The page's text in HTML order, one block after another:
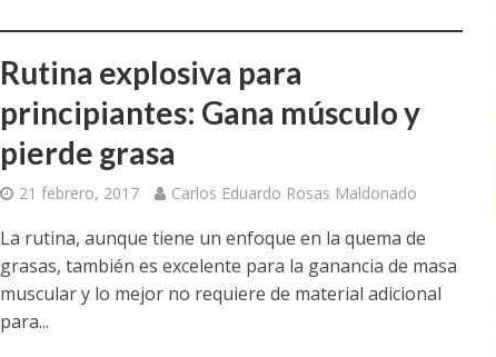
Rutina explosiva para
principiantes: Gana músculo y
pierde grasa
21 febrero, 2017 Carlos Eduardo Rosas Maldonado
La rutina, aunque tiene un enfoque en la quema de
grasas, también es excelente para la ganancia de masa
muscular y lo mejor no requiere de material adicional
para...